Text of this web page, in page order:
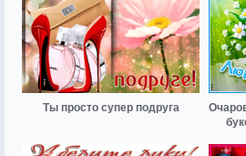
Ты просто супер подруга